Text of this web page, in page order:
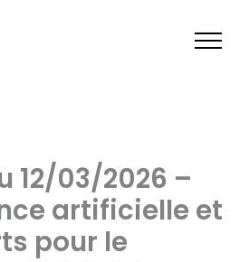
12/03/2026 –
artificielle et
pour le